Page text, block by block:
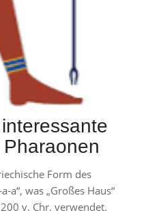
Form des
a“, was „Großes Haus“
v. Chr. verwendet.